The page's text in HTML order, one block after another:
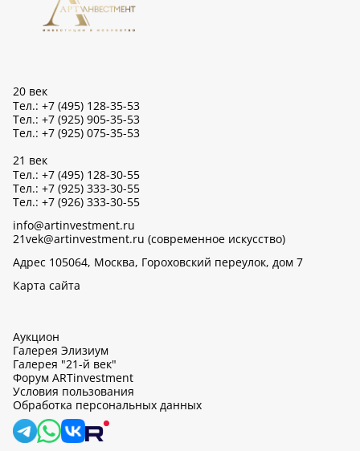
20 век
Тел.: +7 (495) 128-35-53
Тел.: +7 (925) 905-35-53
Тел.: +7 (925) 075-35-53
21 век
Тел.: +7 (495) 128-30-55
Тел.: +7 (925) 333-30-55
Тел.: +7 (926) 333-30-55
info@artinvestment.ru
21vek@artinvestment.ru (современное искусство)
Адрес 105064, Москва, Гороховский переулок, дом 7
Карта сайта
Аукцион
Галерея Элизиум
Галерея "21-й век"
Форум ARTinvestment
Условия пользования
Обработка персональных данных